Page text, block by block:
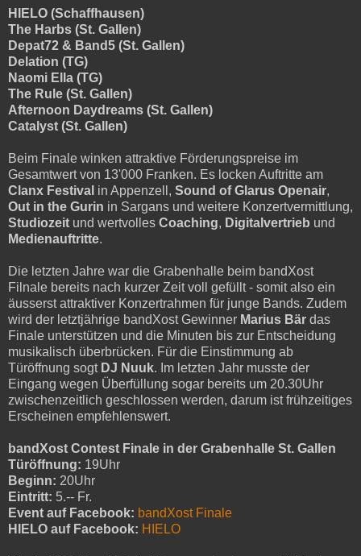
HIELO (Schaffhausen)
The Harbs (St. Gallen)
Depat72 & Band5 (St. Gallen)
Delation (TG)
Naomi Ella (TG)
The Rule (St. Gallen)
Afternoon Daydreams (St. Gallen)
Catalyst (St. Gallen)
Beim Finale winken attraktive Förderungspreise im
Gesamtwert von 13'000 Franken. Es locken Auftritte am
Clanx Festi­val in Appenzell, Sound of Glarus Openair,
Out in the Gurin in Sargans und weitere Konzertvermittlung,
Studiozeit und wertvolles Coaching, Digitalvertrieb und
Medienauftritte.
Die letzten Jahre war die Graben­halle beim bandXost
Filnale bereits nach kurzer Zeit voll gefüllt - somit also ein
äusserst attraktiver Konzertrahmen für junge Bands. Zudem
wird der letztjährige bandXost Gewinner Marius Bär das
Finale unterstützen und die Minu­ten bis zur Entscheidung
musikalisch überbrücken. Für die Einstimmung ab
Türöffnung sogt DJ Nuuk. Im letzten Jahr musste der
Eingang wegen Überfüllung sogar bereits um 20.30Uhr
zwischenzeitlich geschlossen werden, darum ist frühzeitiges
Erscheinen empfehlenswert.
bandXost Contest Finale in der Grabenhalle St. Gallen
Türöffnung: 19Uhr
Beginn: 20Uhr
Eintritt: 5.-- Fr.
Event auf Facebook: bandXost Finale
HIELO auf Facebook: HIELO